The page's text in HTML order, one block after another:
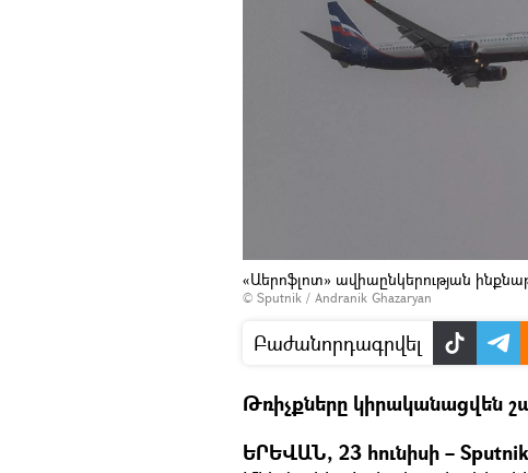
«Աերոֆլոտ» ավիաընկերության
© Sputnik / Andranik Ghazaryan
Բաժանորդագրվել
Թռիչքները կիրականացվեն
ԵՐԵՎԱՆ, 23 հունիսի –